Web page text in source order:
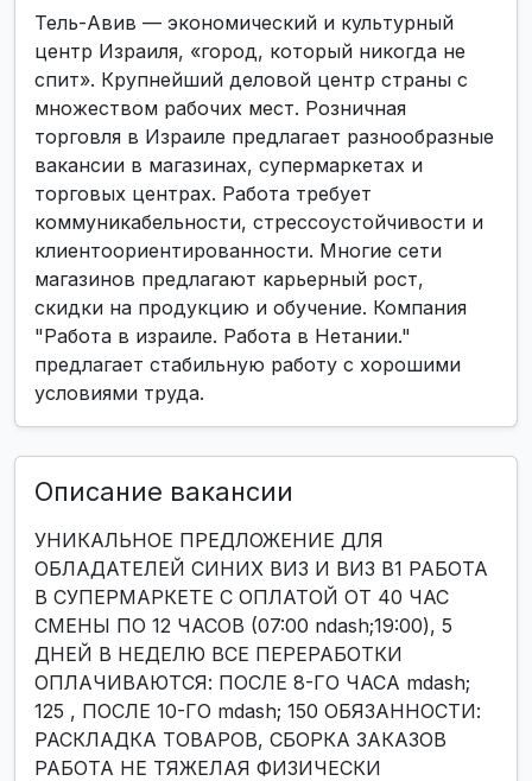
Тель-Авив — экономический и культурный
центр Израиля, «город, который никогда не
спит». Крупнейший деловой центр страны с
множеством рабочих мест. Розничная
торговля в Израиле предлагает разнообразные
вакансии в магазинах, супермаркетах и
торговых центрах. Работа требует
коммуникабельности, стрессоустойчивости и
клиентоориентированности. Многие сети
магазинов предлагают карьерный рост,
скидки на продукцию и обучение. Компания
"Работа в израиле. Работа в Нетании."
предлагает стабильную работу с хорошими
условиями труда.
Описание вакансии
УНИКАЛЬНОЕ ПРЕДЛОЖЕНИЕ ДЛЯ
ОБЛАДАТЕЛЕЙ СИНИХ ВИЗ И ВИЗ B1 РАБОТА
В СУПЕРМАРКЕТЕ С ОПЛАТОЙ ОТ 40 ЧАС
СМЕНЫ ПО 12 ЧАСОВ (07:00 ndash;19:00), 5
ДНЕЙ В НЕДЕЛЮ ВСЕ ПЕРЕРАБОТКИ
ОПЛАЧИВАЮТСЯ: ПОСЛЕ 8-ГО ЧАСА mdash;
125 , ПОСЛЕ 10-ГО mdash; 150 ОБЯЗАННОСТИ:
РАСКЛАДКА ТОВАРОВ, СБОРКА ЗАКАЗОВ
РАБОТА НЕ ТЯЖЕЛАЯ ФИЗИЧЕСКИ